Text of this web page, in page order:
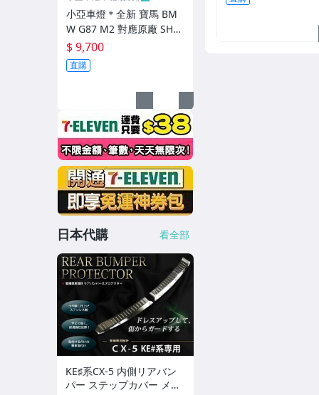
小亞車燈＊全新 寶馬 BM
W G87 M2 對應原廠 SHA
DOW 電子閥門控制器
$ 9,700
直購
日本代購 看全部
KE♯系CX-5 内側リアバン
パー ステップカバー メッ